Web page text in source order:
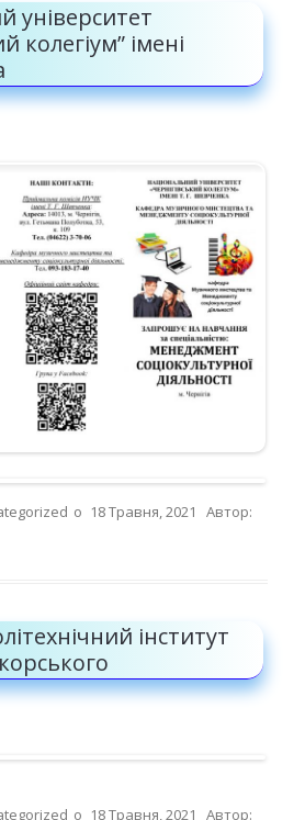
університет
колегіум” імені
о 18 Травня, 2021
Автор:
інститут
о 18 Травня, 2021 Автор: